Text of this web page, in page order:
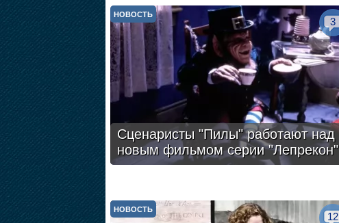
Сценаристы "Пилы" работают над
новым фильмом серии "Лепрекон"
НОВОСТЬ
3
НОВОСТЬ
12